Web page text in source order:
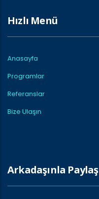
Hızlı Menü
Anasayfa
Programlar
Referanslar
Bize Ulaşın
Arkadaşınla Paylaş